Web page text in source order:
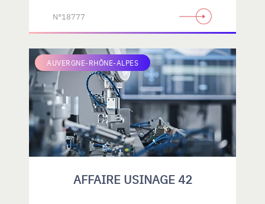
N°18777
AUVERGNE-RHÔNE-ALPES
AFFAIRE USINAGE 42